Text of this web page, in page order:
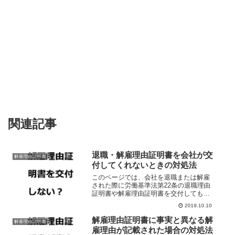
関連記事
解雇理由証明書
退職・解雇理由証明書を会社が交
付してくれないときの対処法
このページでは、会社を退職または解雇
された際に労働基準法第22条の退職理由
証明書や解雇理由証明書を交付してもら
えない場合の対処法について解説してい
2019.10.10
解雇理由証明書
解雇理由証明書に事実と異なる解
雇理由が記載された場合の対処法